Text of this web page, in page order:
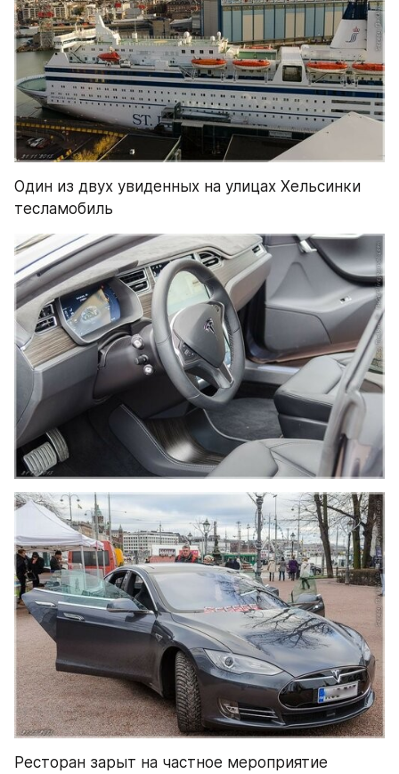
Один из двух увиденных на улицах Хельсинки
тесламобиль
Ресторан зарыт на частное мероприятие